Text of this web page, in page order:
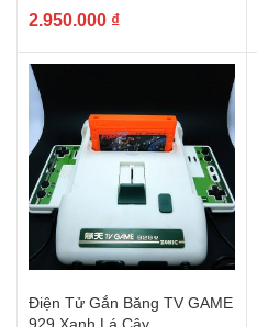
2.950.000 ₫
Điện Tử Gắn Băng TV GAME
929 Xanh Lá Cây